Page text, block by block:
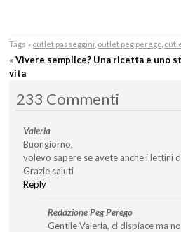
Tags » outlet passeggini outlet peg perego
«Vivere semplice? Una ricetta e uno
vita
233 Commenti
Valeria
Buongiorno,
volevo sapere se avete anche i lettini
Grazie saluti
Reply
Redazione Peg Perego
Gentile Valeria, ci dispiace ma